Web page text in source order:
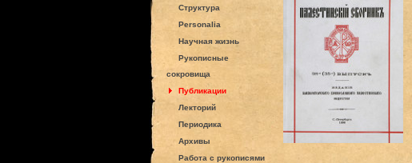
Структура
Personalia
Научная жизнь
Рукописные
сокровища
Публикации
Лекторий
Периодика
Архивы
Работа с рукописями